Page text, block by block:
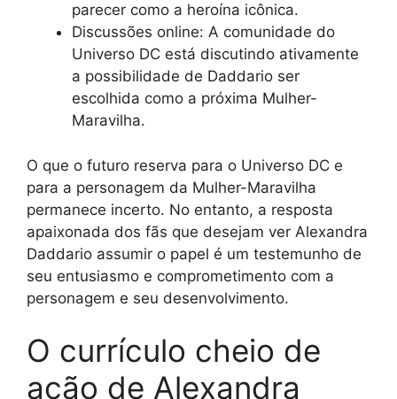
parecer como a heroína icônica.
Discussões online: A comunidade do
Universo DC está discutindo ativamente
a possibilidade de Daddario ser
escolhida como a próxima Mulher-
Maravilha.
O que o futuro reserva para o Universo DC e
para a personagem da Mulher-Maravilha
permanece incerto. No entanto, a resposta
apaixonada dos fãs que desejam ver Alexandra
Daddario assumir o papel é um testemunho de
seu entusiasmo e comprometimento com a
personagem e seu desenvolvimento.
O currículo cheio de
ação de Alexandra